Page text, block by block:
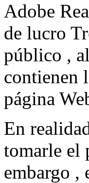
Adobe
de lucro
público ,
contienen
página
En
tomarle el
embargo ,